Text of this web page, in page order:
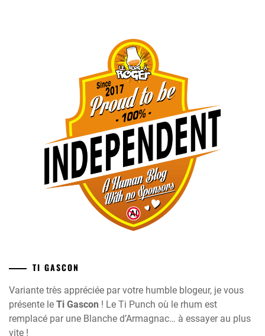
TI GASCON
Variante très appréciée par votre humble blogeur, je vous
présente le Ti Gascon ! Le Ti Punch où le rhum est
remplacé par une Blanche d’Armagnac… à essayer au plus
vite !